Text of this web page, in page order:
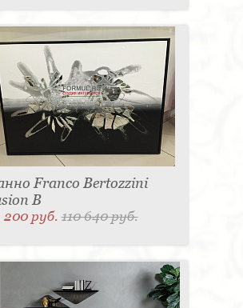
Franco Bertozzini
B
200 руб.110 640 руб.